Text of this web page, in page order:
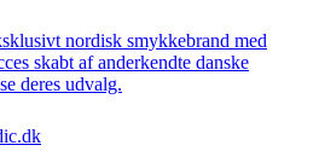
nordisk smykkebrand med
skabt af anderkendte danske
deres udvalg.